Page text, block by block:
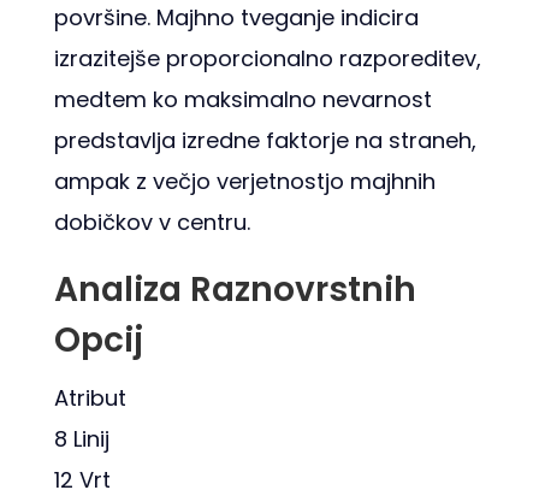
površine. Majhno tveganje indicira
izrazitejše proporcionalno razporeditev,
medtem ko maksimalno nevarnost
predstavlja izredne faktorje na straneh,
ampak z večjo verjetnostjo majhnih
dobičkov v centru.
Analiza Raznovrstnih
Opcij
Atribut
8 Linij
12 Vrt